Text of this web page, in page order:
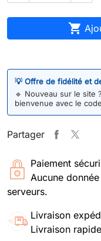

💡 Offre de fidélité et
🔹 Nouveau sur le site
bienvenue avec le code
Partager
Paiement
Aucune
serveurs.
Livraison
Livraison